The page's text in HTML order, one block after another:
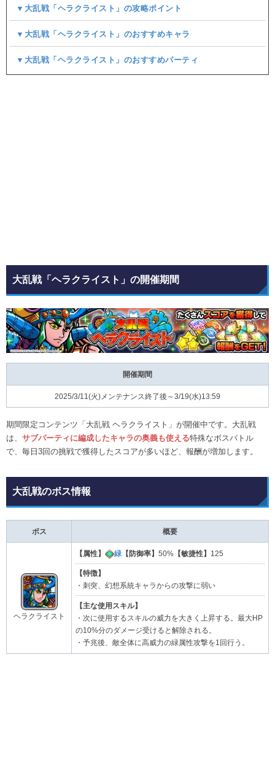
▼大乱戦「ヘラクライスト」の攻略ポイント
▼大乱戦「ヘラクライスト」のおすすめキャラ
▼大乱戦「ヘラクライスト」のおすすめパーティ
大乱戦「ヘラクライスト」の開催期間
開催期間
2025/3/11(火)メンテナンス終了後～3/19(水)13:59
期間限定コンテンツ「大乱戦 ヘラクライスト」が開催中です。大乱戦
は、 サブパーティに編成したキャラの奥義も使える特殊なボスバトル
で、毎日3回の挑戦で獲得したスコアが多いほど、報酬が増加します。
大乱戦のボス情報
ボス 概要
ヘラクライスト
【属性】 緑 【防御率】 50% 【敏捷性】 125
【特徴】
・刺突、幻想系統キャラからの攻撃に弱い
【主な使用スキル】
・次に使用するスキルの威力を大きく上昇する。最大HP
の10%分のダメージ受けると解除される。
・予兆後、敵全体に高威力の緑属性攻撃を1回行う。